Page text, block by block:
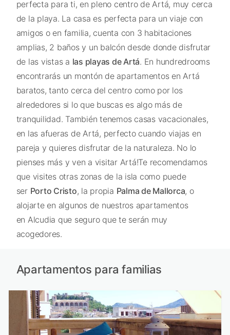
perfecta para ti, en pleno centro de Artá, muy cerca
de la playa. La casa es perfecta para un viaje con
amigos o en familia, cuenta con 3 habitaciones
amplias, 2 baños y un balcón desde donde disfrutar
de las vistas a las playas de Artá. En hundredrooms
encontrarás un montón de apartamentos en Artá
baratos, tanto cerca del centro como por los
alrededores si lo que buscas es algo más de
tranquilidad. También tenemos casas vacacionales,
en las afueras de Artá, perfecto cuando viajas en
pareja y quieres disfrutar de la naturaleza. No lo
pienses más y ven a visitar Artá!Te recomendamos
que visites otras zonas de la isla como puede
ser Porto Cristo, la propia Palma de Mallorca, o
alojarte en algunos de nuestros apartamentos
en Alcudia que seguro que te serán muy
acogedores.
Apartamentos para familias